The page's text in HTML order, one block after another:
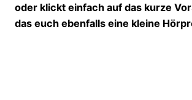
oder klickt einfach auf das kurze
das euch ebenfalls eine kleine